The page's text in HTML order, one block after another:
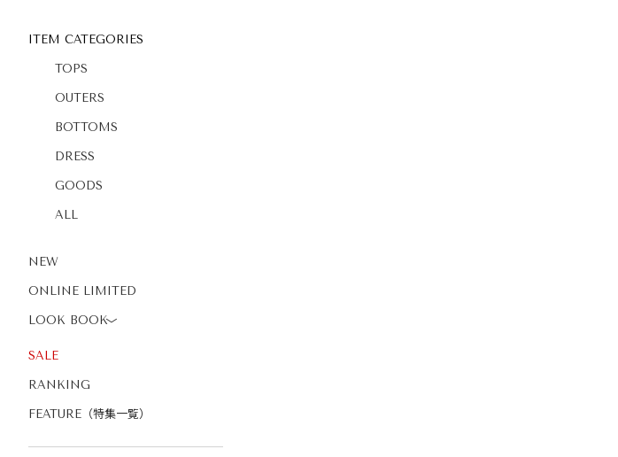
ITEM CATEGORIES
TOPS
OUTERS
BOTTOMS
DRESS
GOODS
ALL
NEW
ONLINE LIMITED
LOOK BOOK〉
SALE
RANKING
FEATURE（特集一覧）